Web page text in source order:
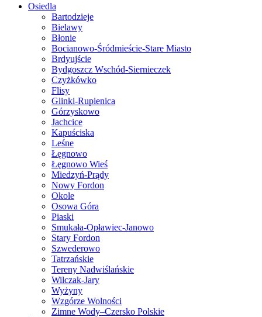
Osiedla
Bartodzieje
Bielawy
Błonie
Bocianowo-Śródmieście-Stare Miasto
Brdyujście
Bydgoszcz Wschód-Siernieczek
Czyżkówko
Flisy
Glinki-Rupienica
Górzyskowo
Jachcice
Kapuściska
Leśne
Łęgnowo
Łęgnowo Wieś
Miedzyń-Prądy
Nowy Fordon
Okole
Osowa Góra
Piaski
Smukała-Opławiec-Janowo
Stary Fordon
Szwederowo
Tatrzańskie
Tereny Nadwiślańskie
Wilczak-Jary
Wyżyny
Wzgórze Wolności
Zimne Wody–Czersko Polskie